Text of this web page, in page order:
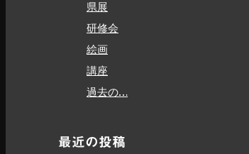
県展
研修会
絵画
講座
過去の…
最近の投稿